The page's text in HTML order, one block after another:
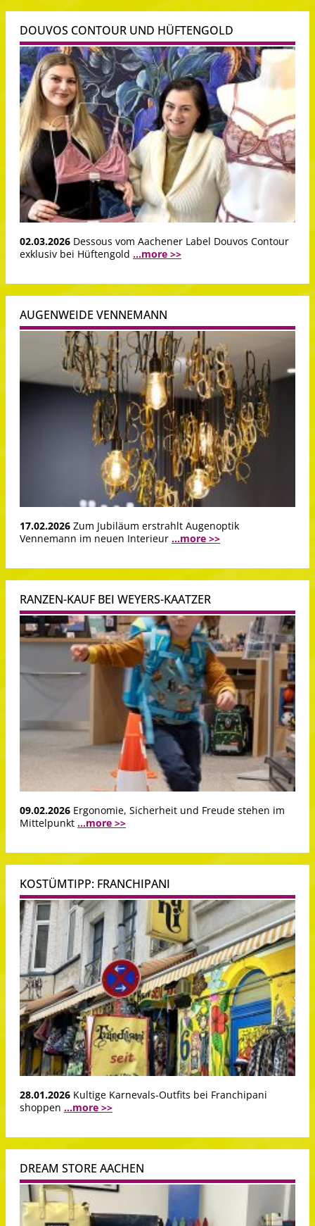
DOUVOS CONTOUR UND HÜFTENGOLD
02.03.2026 Dessous vom Aachener Label Douvos Contour
exklusiv bei Hüftengold ...more >>
AUGENWEIDE VENNEMANN
17.02.2026 Zum Jubiläum erstrahlt Augenoptik
Vennemann im neuen Interieur ...more >>
RANZEN-KAUF BEI WEYERS-KAATZER
09.02.2026 Ergonomie, Sicherheit und Freude stehen im
Mittelpunkt ...more >>
KOSTÜMTIPP: FRANCHIPANI
28.01.2026 Kultige Karnevals-Outfits bei Franchipani
shoppen ...more >>
DREAM STORE AACHEN